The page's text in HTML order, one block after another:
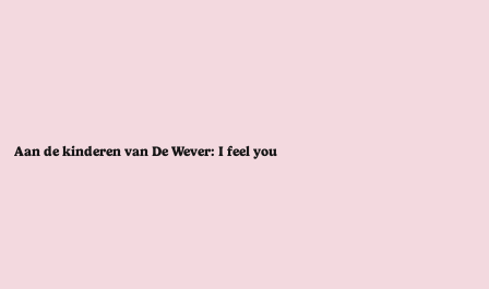
Aan de kinderen van De Wever: I feel you